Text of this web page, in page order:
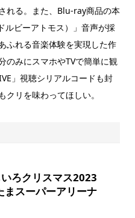
れる。また、Blu-ray商品の本
ビーアトモス）」音声が採
ふれる音楽体験を実現した作
のみにスマホやTVで簡単に観
」視聴シリアルコードも封
クリを味わってほしい。
ろクリスマス2023
まスーパーアリーナ